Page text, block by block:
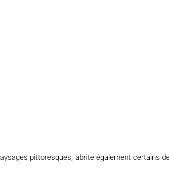
pittoresques, abrite également certains